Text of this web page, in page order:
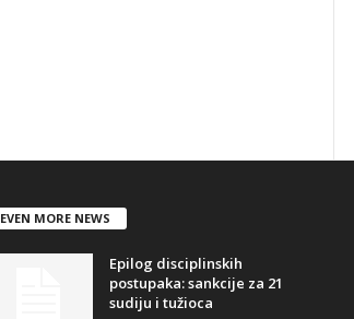
EVEN MORE NEWS
Epilog disciplinskih
postupaka: sankcije za 21
sudiju i tužioca